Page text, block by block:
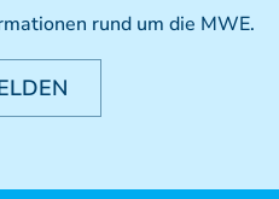
rund um die MWE.